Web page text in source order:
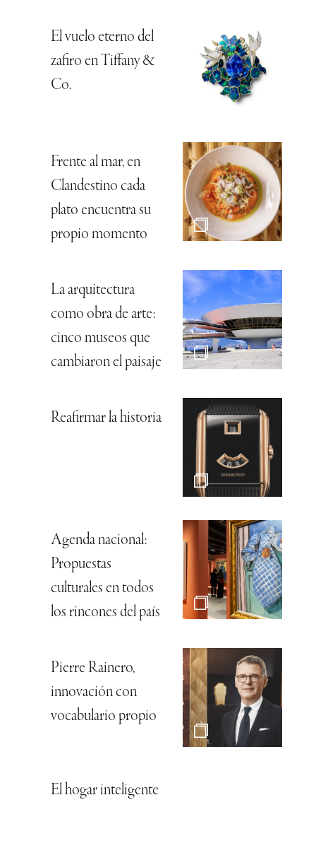
El vuelo eterno del
zafiro en Tiffany &
Co.
Frente al mar, en
Clandestino cada
plato encuentra su
propio momento
La arquitectura
como obra de arte:
cinco museos que
cambiaron el paisaje
Reafirmar la historia
Agenda nacional:
Propuestas
culturales en todos
los rincones del país
Pierre Rainero,
innovación con
vocabulario propio
El hogar inteligente